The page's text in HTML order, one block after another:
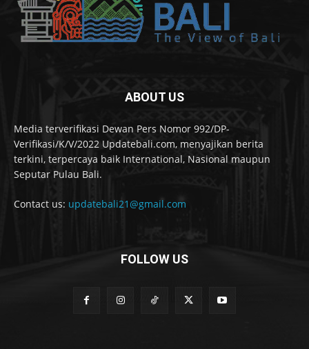
ABOUT US
Media terverifikasi Dewan Pers Nomor 992/DP-
Verifikasi/K/V/2022 Updatebali.com, menyajikan berita
terkini, terpercaya baik International, Nasional maupun
Seputar Pulau Bali.
Contact us: updatebali21@gmail.com
FOLLOW US